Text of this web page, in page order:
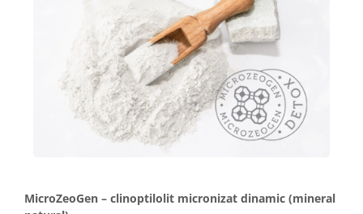
MicroZeoGen – clinoptilolit micronizat dinamic (mineral